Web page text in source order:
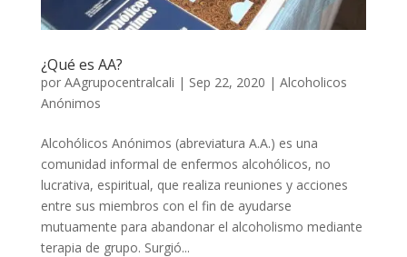
¿Qué es AA?
por AAgrupocentralcali | Sep 22, 2020 | Alcoholicos
Anónimos
Alcohólicos Anónimos (abreviatura A.A.) es una
comunidad informal de enfermos alcohólicos, no
lucrativa, espiritual, que realiza reuniones y acciones
entre sus miembros con el fin de ayudarse
mutuamente para abandonar el alcoholismo mediante
terapia de grupo. Surgió...